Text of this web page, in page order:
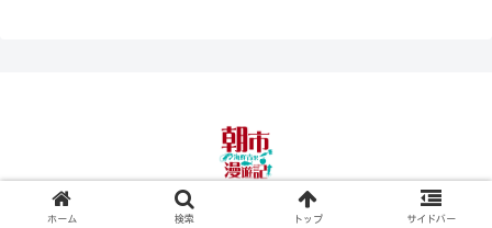
© 2022 朝市海鮮青果漫遊記.
ホーム 検索 トップ サイドバー